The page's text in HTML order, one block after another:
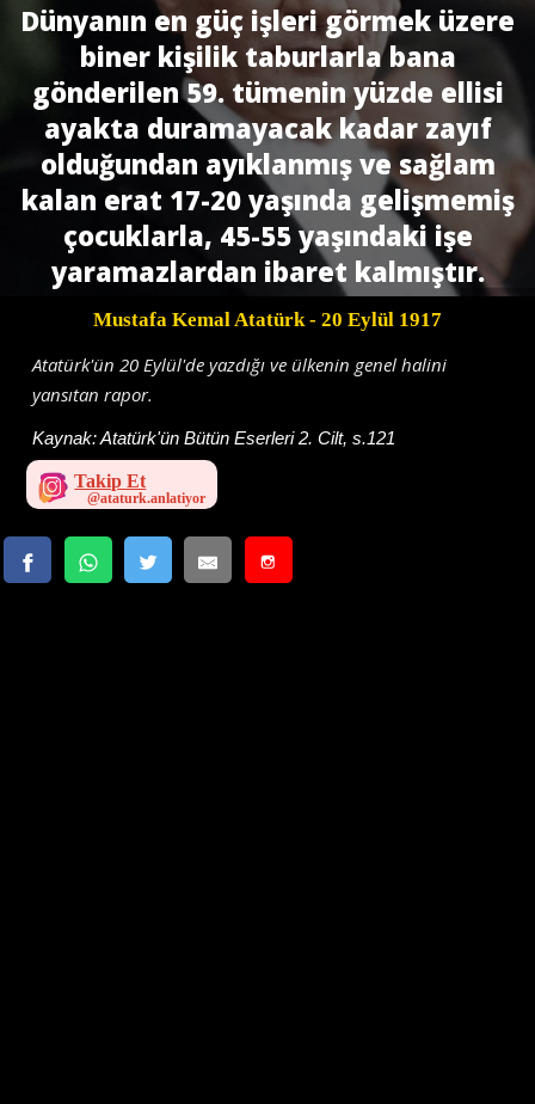
Dünyanın en güç işleri görmek üzere
biner kişilik taburlarla bana
gönderilen 59. tümenin yüzde ellisi
ayakta duramayacak kadar zayıf
olduğundan ayıklanmış ve sağlam
kalan erat 17-20 yaşında gelişmemiş
çocuklarla, 45-55 yaşındaki işe
yaramazlardan ibaret kalmıştır.
Mustafa Kemal Atatürk- 20 Eylül 1917
Atatürk'ün 20 Eylül'de yazdığı ve ülkenin genel halini
yansıtan rapor.
Kaynak:Atatürk'ün Bütün Eserleri 2. Cilt, s.121
Takip Et